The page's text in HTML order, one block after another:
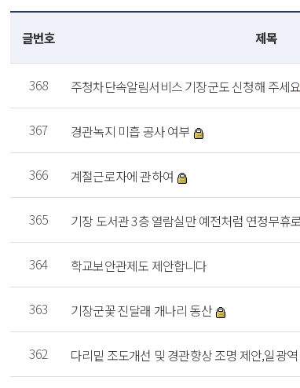
글번호 제목
368 주청차단속알림서비스 기장군도 신청해 주세요
367 경관녹지 미흡 공사 여부
366 계절근로자에 관하여
365 기장 도서관 3층 열람실만 예전처럼 연정무휴
364 학교보안관제도 제안합니다
363 기장군꽃 진달래 개나리 동산
362 다리밑 조도개선 및 경관향상 조명 제안,일광